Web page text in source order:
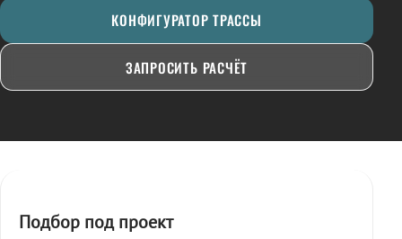
КОНФИГУРАТОР ТРАССЫ
ЗАПРОСИТЬ РАСЧЁТ
Подбор под проект